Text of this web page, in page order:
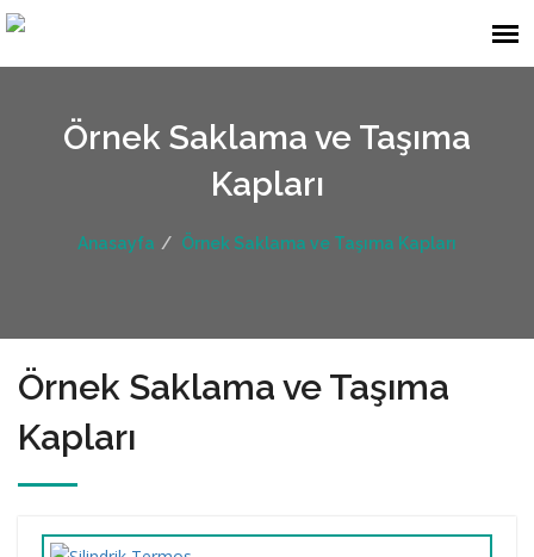
Örnek Saklama ve Taşıma
Kapları
Anasayfa Örnek Saklama ve Taşıma Kapları
Örnek Saklama ve Taşıma
Kapları